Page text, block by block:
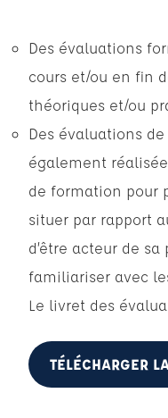
Des évaluations
cours et/ou en fin
théoriques et/ou
Des évaluations
également
de formation pour
situer par rapport
d’être acteur de
familiariser avec
Le livret des
TÉLÉCHARGER